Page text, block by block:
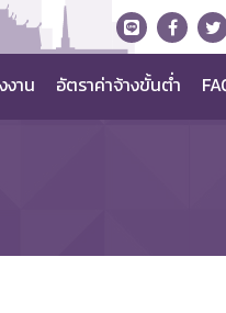
งาน อัตราค่าจ้างขั้นต่ำ